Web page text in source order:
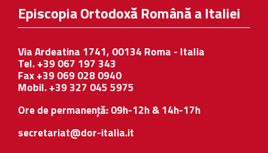
Episcopia Ortodoxă Română a Italiei
Via Ardeatina 1741, 00134 Roma - Italia
Tel. +39 067 197 343
Fax +39 069 028 0940
Mobil. +39 327 045 5975
Ore de permanență: 09h-12h & 14h-17h
secretariat@dor-italia.it